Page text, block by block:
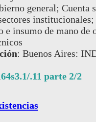
general;
e insumo de mano de
: Buenos Aires:
.11 parte 2/2